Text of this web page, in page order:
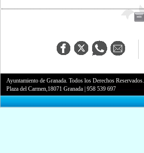
Ayuntamiento de Granada. Todos los Derechos Reservados.
Plaza del Carmen,18071 Granada |958 539 697